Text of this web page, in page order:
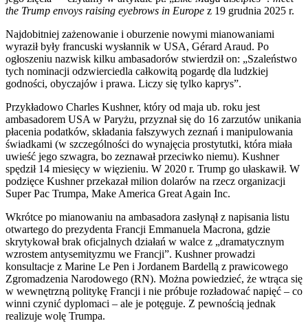
the Trump envoys raising eyebrows in Europe z 19 grudnia 2025 r.
Najdobitniej zażenowanie i oburzenie nowymi mianowaniami
wyraził były francuski wysłannik w USA, Gérard Araud. Po
ogłoszeniu nazwisk kilku ambasadorów stwierdził on: „Szaleństwo
tych nominacji odzwierciedla całkowitą pogardę dla ludzkiej
godności, obyczajów i prawa. Liczy się tylko kaprys”.
Przykładowo Charles Kushner, który od maja ub. roku jest
ambasadorem USA w Paryżu, przyznał się do 16 zarzutów unikania
płacenia podatków, składania fałszywych zeznań i manipulowania
świadkami (w szczególności do wynajęcia prostytutki, która miała
uwieść jego szwagra, bo zeznawał przeciwko niemu). Kushner
spędził 14 miesięcy w więzieniu. W 2020 r. Trump go ułaskawił. W
podzięce Kushner przekazał milion dolarów na rzecz organizacji
Super Pac Trumpa, Make America Great Again Inc.
Wkrótce po mianowaniu na ambasadora zasłynął z napisania listu
otwartego do prezydenta Francji Emmanuela Macrona, gdzie
skrytykował brak oficjalnych działań w walce z „dramatycznym
wzrostem antysemityzmu we Francji”. Kushner prowadzi
konsultacje z Marine Le Pen i Jordanem Bardellą z prawicowego
Zgromadzenia Narodowego (RN). Można powiedzieć, że wtrąca się
w wewnętrzną politykę Francji i nie próbuje rozładować napięć – co
winni czynić dyplomaci – ale je potęguje. Z pewnością jednak
realizuje wolę Trumpa.